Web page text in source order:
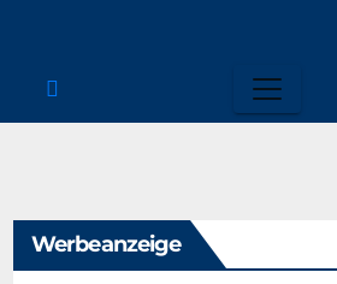
Werbeanzeige